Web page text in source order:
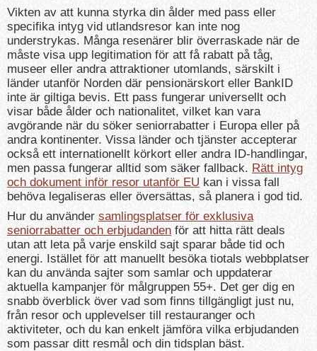
Vikten av att kunna styrka din ålder med pass eller
specifika intyg vid utlandsresor kan inte nog
understrykas. Många resenärer blir överraskade när de
måste visa upp legitimation för att få rabatt på tåg,
museer eller andra attraktioner utomlands, särskilt i
länder utanför Norden där pensionärskort eller BankID
inte är giltiga bevis. Ett pass fungerar universellt och
visar både ålder och nationalitet, vilket kan vara
avgörande när du söker seniorrabatter i Europa eller på
andra kontinenter. Vissa länder och tjänster accepterar
också ett internationellt körkort eller andra ID-handlingar,
men passa fungerar alltid som säker fallback. Rätt intyg
och dokument inför resor utanför EU kan i vissa fall
behöva legaliseras eller översättas, så planera i god tid.
Hur du använder samlingsplatser för exklusiva
seniorrabatter och erbjudanden för att hitta rätt deals
utan att leta på varje enskild sajt sparar både tid och
energi. Istället för att manuellt besöka tiotals webbplatser
kan du använda sajter som samlar och uppdaterar
aktuella kampanjer för målgruppen 55+. Det ger dig en
snabb överblick över vad som finns tillgängligt just nu,
från resor och upplevelser till restauranger och
aktiviteter, och du kan enkelt jämföra vilka erbjudanden
som passar ditt resmål och din tidsplan bäst.